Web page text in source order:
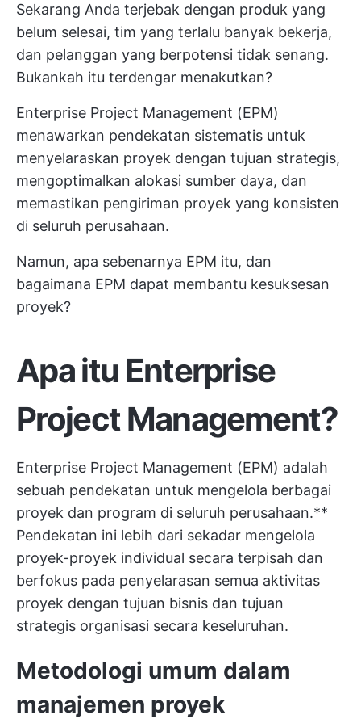
Sekarang Anda terjebak dengan produk yang
belum selesai, tim yang terlalu banyak bekerja,
dan pelanggan yang berpotensi tidak senang.
Bukankah itu terdengar menakutkan?
Enterprise Project Management (EPM)
menawarkan pendekatan sistematis untuk
menyelaraskan proyek dengan tujuan strategis,
mengoptimalkan alokasi sumber daya, dan
memastikan pengiriman proyek yang konsisten
di seluruh perusahaan.
Namun, apa sebenarnya EPM itu, dan
bagaimana EPM dapat membantu kesuksesan
proyek?
Apa itu Enterprise
Project Management?
Enterprise Project Management (EPM) adalah
sebuah pendekatan untuk mengelola berbagai
proyek dan program di seluruh perusahaan.**
Pendekatan ini lebih dari sekadar mengelola
proyek-proyek individual secara terpisah dan
berfokus pada penyelarasan semua aktivitas
proyek dengan tujuan bisnis dan tujuan
strategis organisasi secara keseluruhan.
Metodologi umum dalam
manajemen proyek